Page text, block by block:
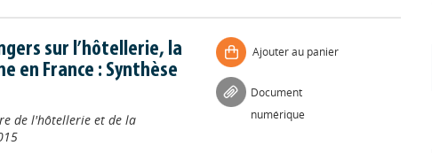
sur l’hôtellerie, la
en France : Synthèse
de l'hôtellerie et de la
Ajouter au panier
Document
numérique